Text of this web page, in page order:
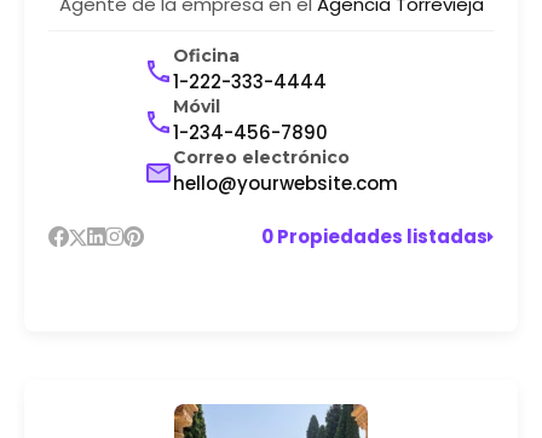
Oficina
1-222-333-4444
Móvil
1-234-456-7890
Correo electrónico
hello@yourwebsite.com
0 Propiedades listadas